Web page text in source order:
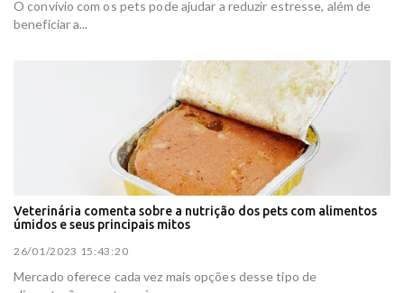
O convívio com os pets pode ajudar a reduzir estresse, além de
beneficiar a...
Veterinária comenta sobre a nutrição dos pets com alimentos
úmidos e seus principais mitos
26/01/2023 15:43:20
Mercado oferece cada vez mais opções desse tipo de